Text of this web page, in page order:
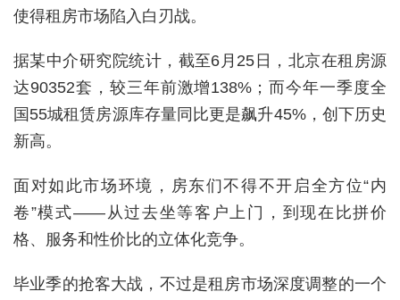
使得租房市场陷入白刃战。
据某中介研究院统计，截至6月25日，北京在租房源
达90352套，较三年前激增138%；而今年一季度全
国55城租赁房源库存量同比更是飙升45%，创下历史
新高。
面对如此市场环境，房东们不得不开启全方位“内
卷”模式——从过去坐等客户上门，到现在比拼价
格、服务和性价比的立体化竞争。
毕业季的抢客大战，不过是租房市场深度调整的一个